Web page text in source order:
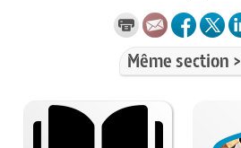
Même section >